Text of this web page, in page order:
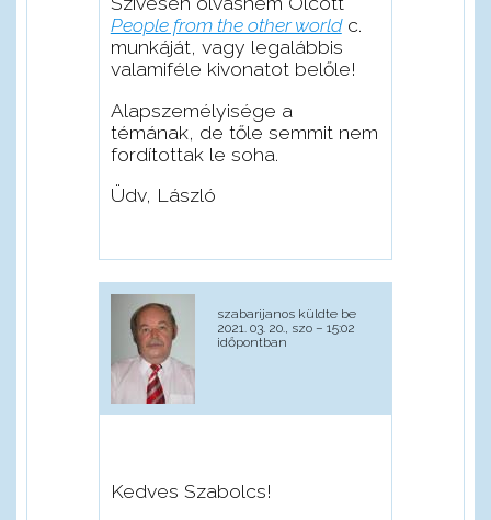
People from the other worldc.
munkáját, vagy legalábbis
valamiféle kivonatot belőle!
Alapszemélyisége a
témának, de tőle semmit nem
fordítottak le soha.
Üdv, László
szabarijanosküldte be
2021. 03. 20., szo – 15:02
időpontban
Kedves Szabolcs!